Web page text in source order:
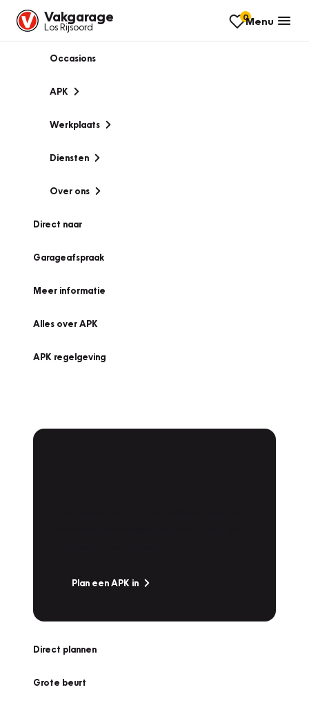
Vakgarage
Los Rijsoord
0Menu
Occasions
APK
Werkplaats
Diensten
Over ons
Direct naar
Garageafspraak
Meer informatie
Alles over APK
APK regelgeving
Plan een APK in
Direct plannen
Grote beurt